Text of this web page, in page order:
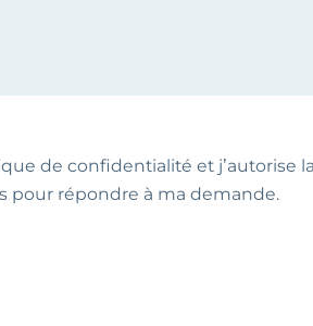
de confidentialité et j’autorise
pour répondre à ma demande.